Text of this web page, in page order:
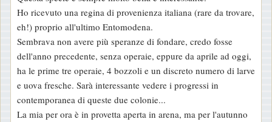
s
s
a
g
g
i
o
Ho ricevuto una regina di provenienza italiana (rare da trovare,
eh!) proprio all'ultimo Entomodena.
Sembrava non avere più speranze di fondare, credo fosse
dell'anno precedente, senza operaie, eppure da aprile ad oggi,
ha le prime tre operaie, 4 bozzoli e un discreto numero di larve
e uova fresche. Sarà interessante vedere i progressi in
contemporanea di queste due colonie...
La mia per ora è in provetta aperta in arena, ma per l'autunno